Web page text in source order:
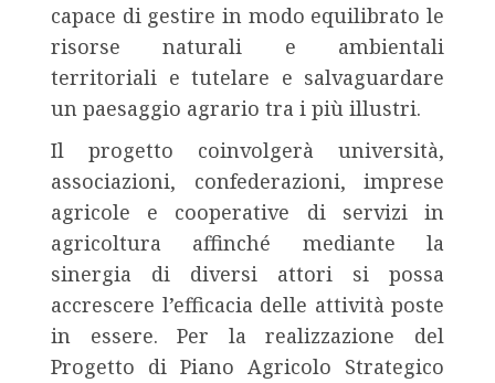
capace di gestire in modo equilibrato le
risorse naturali e ambientali
territoriali e tutelare e salvaguardare
un paesaggio agrario tra i più illustri.
Il progetto coinvolgerà università,
associazioni, confederazioni, imprese
agricole e cooperative di servizi in
agricoltura affinché mediante la
sinergia di diversi attori si possa
accrescere l’efficacia delle attività poste
in essere. Per la realizzazione del
Progetto di Piano Agricolo Strategico